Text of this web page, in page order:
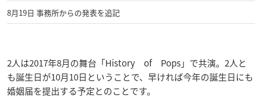
8月19日 事務所からの発表を追記
2人は2017年8月の舞台「History of Pops」で共演。2人と
も誕生日が10月10日ということで、早ければ今年の誕生日にも
婚姻届を提出する予定とのことです。